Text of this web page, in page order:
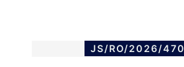
JS/RO/2026/470